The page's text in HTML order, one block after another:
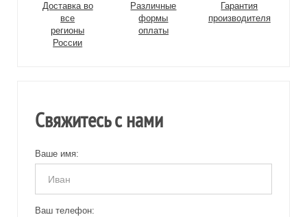
Доставка во
все
регионы
России
Различные
формы
оплаты
Гарантия
производителя
Свяжитесь с нами
Ваше имя:
Ваш телефон: